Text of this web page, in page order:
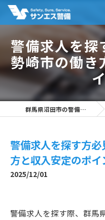
警備求人を探
勢崎市の働き
群馬県沼田市の警備の求人なら株式会社サンエス警備
警備求人を探す方
方と収入安定のポイ
2025/12/01
警備求人を探す際、群馬